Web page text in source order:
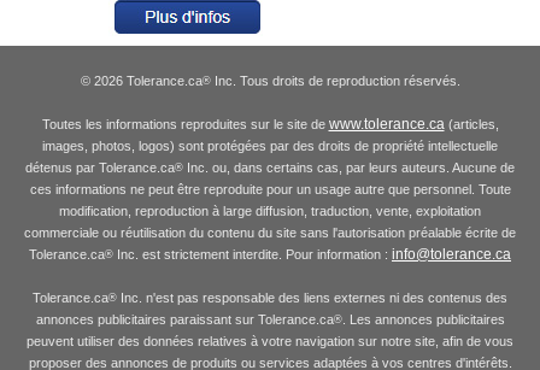
© 2026 Tolerance.ca®Inc. Tous droits de reproduction réservés.
Toutes les informations reproduites sur le site de www.tolerance.ca(articles,
images, photos, logos) sont protégées par des droits de propriété intellectuelle
détenus par Tolerance.ca® Inc. ou, dans certains cas, par leurs auteurs. Aucune de
ces informations ne peut être reproduite pour un usage autre que personnel. Toute
modification, reproduction à large diffusion, traduction, vente, exploitation
commerciale ou réutilisation du contenu du site sans l'autorisation préalable écrite de
Tolerance.ca® Inc. est strictement interdite. Pour information : info@tolerance.ca
Tolerance.ca® Inc. n'est pas responsable des liens externes ni des contenus des
annonces publicitaires paraissant sur Tolerance.ca®. Les annonces publicitaires
peuvent utiliser des données relatives à votre navigation sur notre site, afin de vous
proposer des annonces de produits ou services adaptées à vos centres d'intérêts.